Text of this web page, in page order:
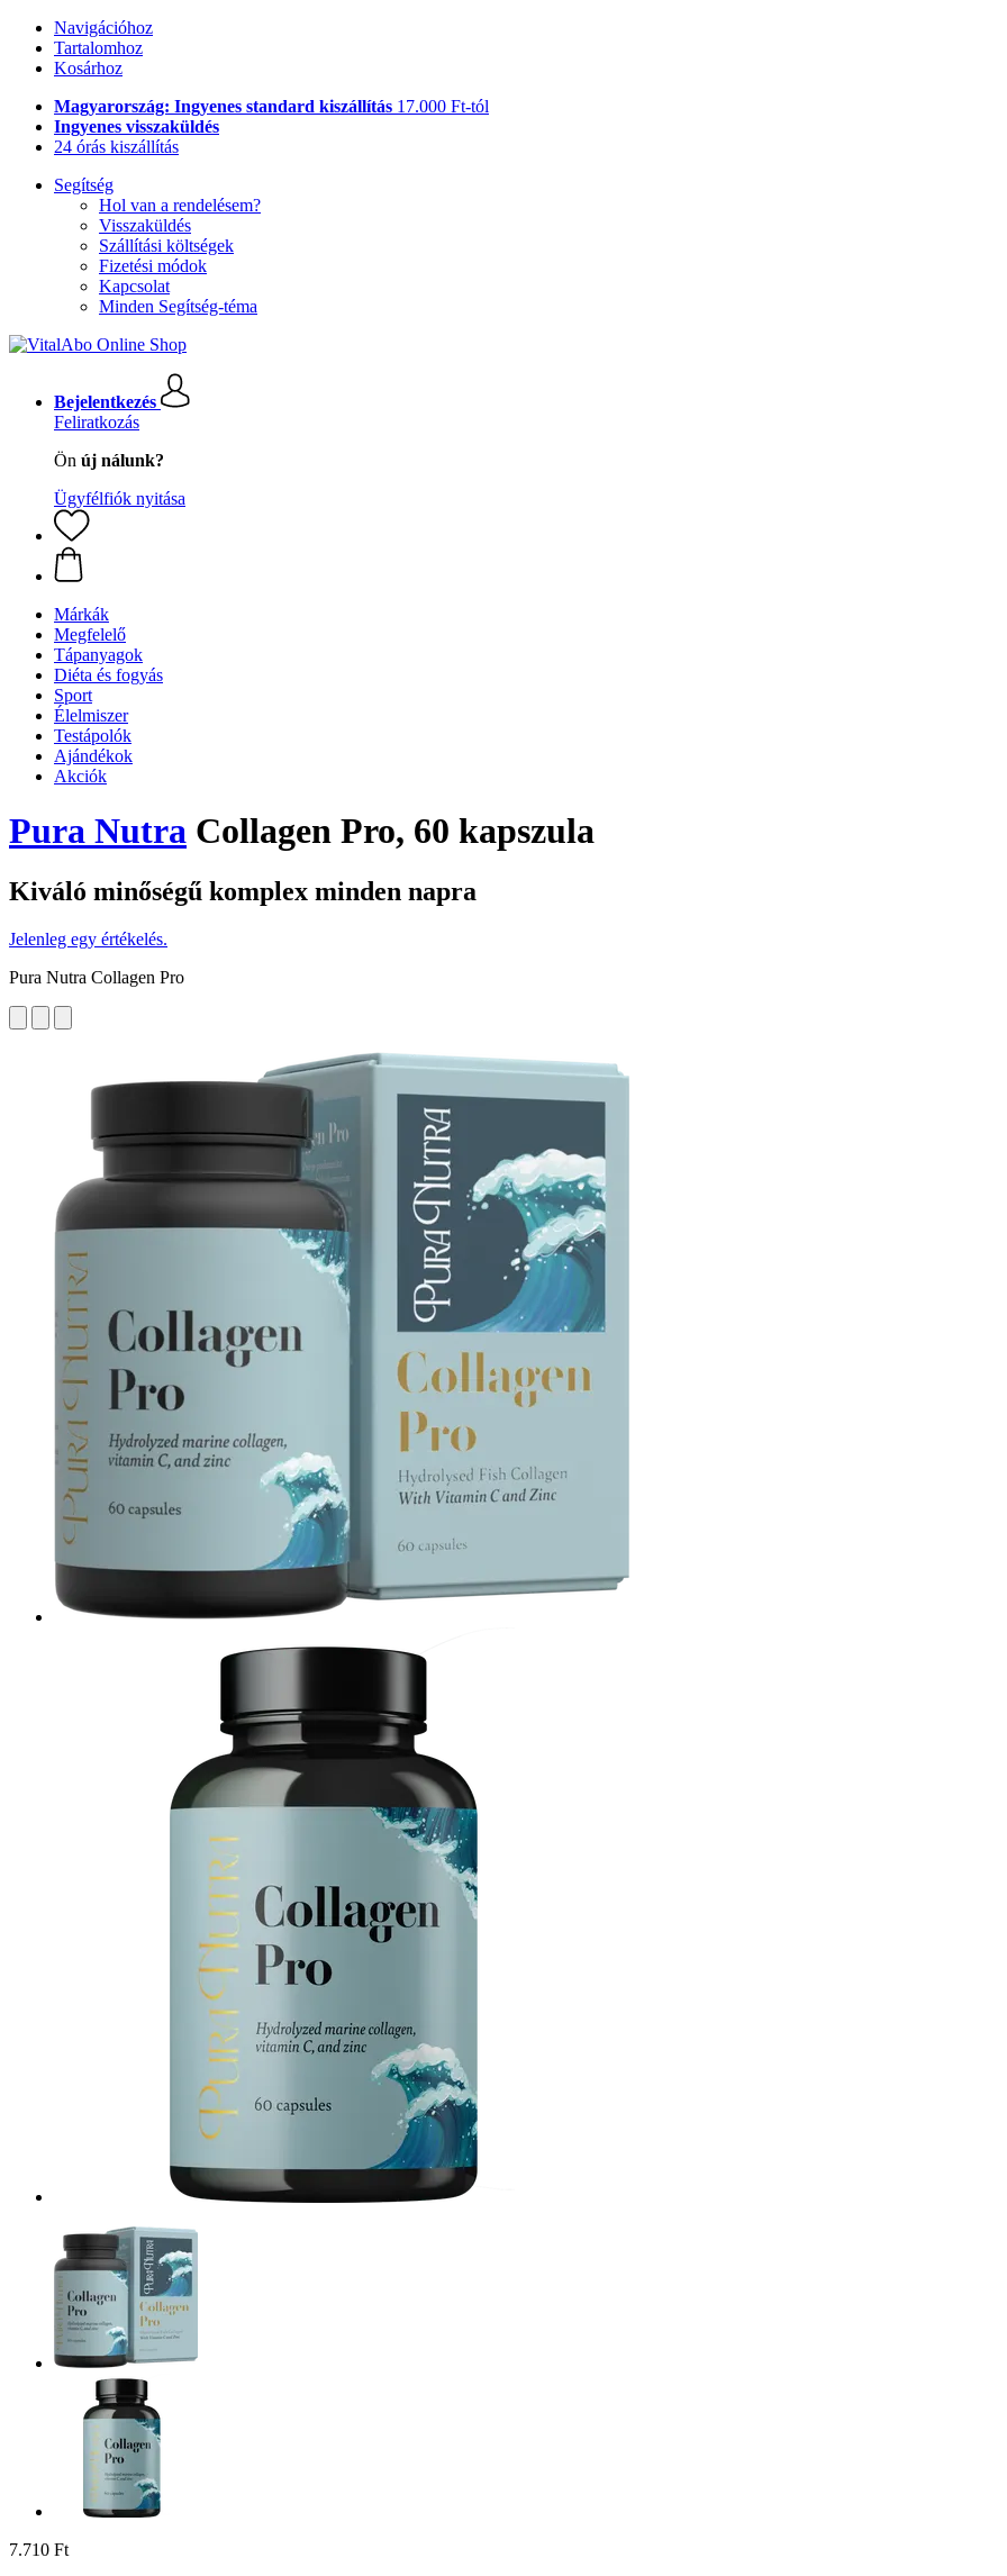
Navigációhoz
Tartalomhoz
Kosárhoz
Magyarország: Ingyenes standard kiszállítás 17.000 Ft-tól
Ingyenes visszaküldés
24 órás kiszállítás
Segítség
Hol van a rendelésem?
Visszaküldés
Szállítási költségek
Fizetési módok
Kapcsolat
Minden Segítség-téma
Bejelentkezés
Feliratkozás
Ön új nálunk?
Ügyfélfiók nyitása
Márkák
Megfelelő
Tápanyagok
Diéta és fogyás
Sport
Élelmiszer
Testápolók
Ajándékok
Akciók
Pura Nutra Collagen Pro, 60 kapszula
Kiváló minőségű komplex minden napra
Jelenleg egy értékelés.
Pura Nutra Collagen Pro
7.710 Ft